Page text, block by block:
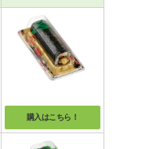
購入はこちら！